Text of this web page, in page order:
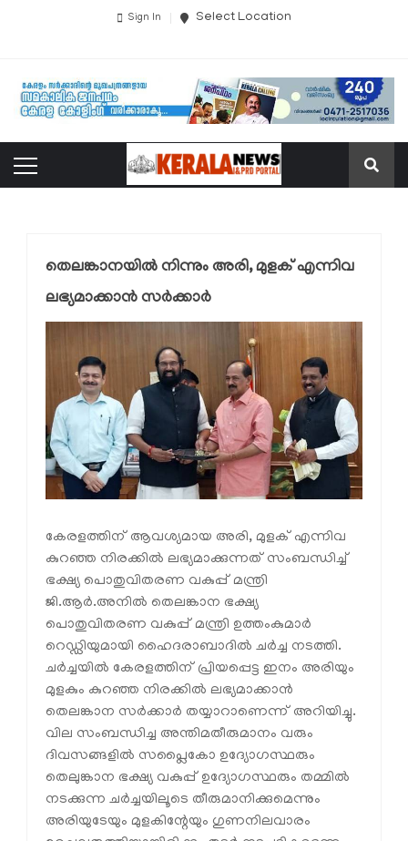
Sign In Select Location
തെലങ്കാനയിൽ നിന്നും അരി, മുളക് എന്നിവ
ലഭ്യമാക്കാൻ സർക്കാർ
കേരളത്തിന് ആവശ്യമായ അരി, മുളക് എന്നിവ
കുറഞ്ഞ നിരക്കിൽ ലഭ്യമാക്കുന്നത് സംബന്ധിച്ച്
ഭക്ഷ്യ പൊതുവിതരണ വകുപ്പ് മന്ത്രി
ജി.ആർ.അനിൽ തെലങ്കാന ഭക്ഷ്യ
പൊതുവിതരണ വകുപ്പ് മന്ത്രി ഉത്തംകുമാർ
റെഡ്ഡിയുമായി ഹൈദരാബാദിൽ ചർച്ച നടത്തി.
ചർച്ചയിൽ കേരളത്തിന് പ്രിയപ്പെട്ട ഇനം അരിയും
മുളകും കുറഞ്ഞ നിരക്കിൽ ലഭ്യമാക്കാൻ
തെലങ്കാന സർക്കാർ തയ്യാറാണെന്ന് അറിയിച്ചു.
വില സംബന്ധിച്ച അന്തിമതീരുമാനം വരും
ദിവസങ്ങളിൽ സപ്ലൈകോ ഉദ്യോഗസ്ഥരും
തെലുങ്കാന ഭക്ഷ്യ വകുപ്പ് ഉദ്യോഗസ്ഥരും തമ്മിൽ
നടക്കുന്ന ചർച്ചയിലൂടെ തീരുമാനിക്കുമെന്നും
അരിയുടേയും മുളകിന്റേയും ഗുണനിലവാരം